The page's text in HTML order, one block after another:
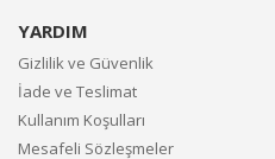
YARDIM
Gizlilik ve Güvenlik
İade ve Teslimat
Kullanım Koşulları
Mesafeli Sözleşmeler